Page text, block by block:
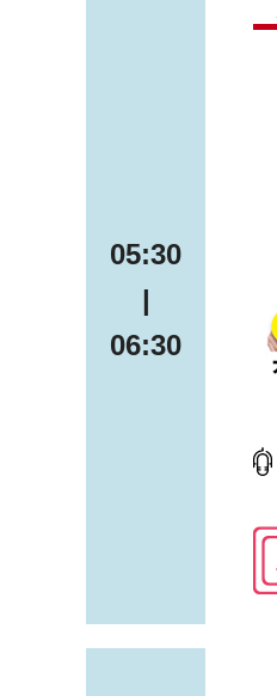
05:30
|
06:30